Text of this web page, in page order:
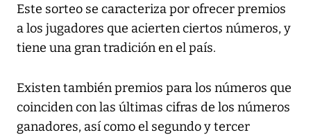
Este sorteo se caracteriza por ofrecer premios
a los jugadores que acierten ciertos números, y
tiene una gran tradición en el país.
Existen también premios para los números que
coinciden con las últimas cifras de los números
ganadores, así como el segundo y tercer